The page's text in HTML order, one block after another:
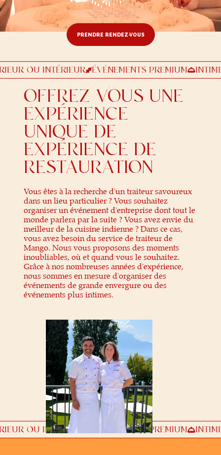
© 2025 Mango Restaurant.
PRENDRE RENDEZ-VOUS
OU INTÉRIEUR ÉVÉNEMENTS PREMIUM
OFFREZ-VOUS UNE
EXPÉRIENCE
UNIQUE DE
EXPÉRIENCE DE
RESTAURATION
Vous êtes à la recherche d'un traiteur savoureux
dans un lieu particulier ? Vous souhaitez
organiser un événement d'entreprise dont tout le
monde parlera par la suite ? Vous avez envie du
meilleur de la cuisine indienne ? Dans ce cas,
vous avez besoin du service de traiteur de
Mango. Nous vous proposons des moments
inoubliables, où et quand vous le souhaitez.
Grâce à nos nombreuses années d'expérience,
nous sommes en mesure d'organiser des
événements de grande envergure ou des
événements plus intimes.
OU INTÉRIEUR ÉVÉNEMENTS PREMIUM